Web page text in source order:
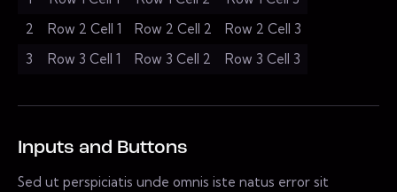
2
Row 2 Cell 1 Row 2 Cell 2
Row 2 Cell 3
3
Row 3 Cell 1 Row 3 Cell 2 Row 3 Cell 3
Inputs and Buttons
Sed ut perspiciatis unde omnis iste natus error sit